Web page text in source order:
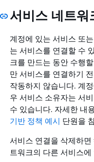
서비스 네트워
계정에 있는 서비스 또
는 서비스를 연결할 수
크를 만드는 동안 수행
만 서비스를 연결하기
작동하지 않습니다. 계
우 서비스 소유자는 서
수 있습니다. 자세한 내
기반 정책 예시 단원을
서비스 연결을 삭제하
트워크의 다른 서비스